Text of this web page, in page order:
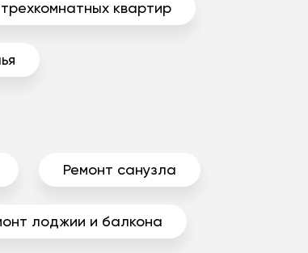
квартир
Ремонт санузла
лоджии и балкона